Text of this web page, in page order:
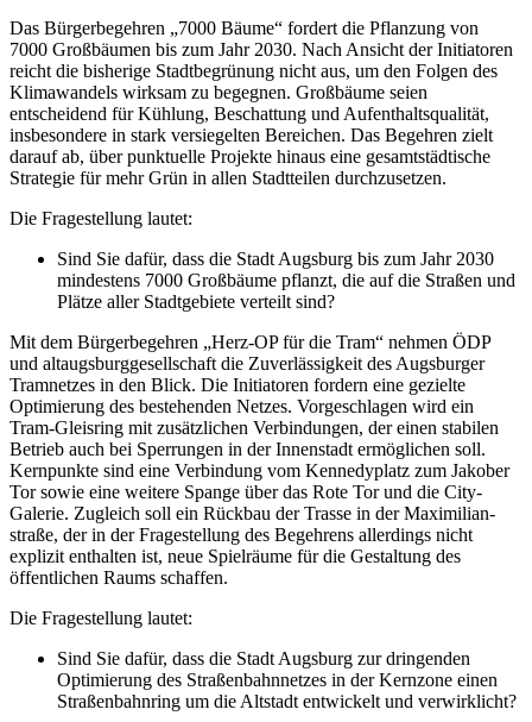
Das Bürgerbegehren „7000 Bäume“ fordert die Pflanzung von
7000 Großbäumen bis zum Jahr 2030. Nach Ansicht der Initiatoren
reicht die bisherige Stadt­begrünung nicht aus, um den Folgen des
Klimawandels wirksam zu begegnen. Großbäume seien
entscheidend für Kühlung, Beschattung und Aufenthalts­qualität,
insbesondere in stark versiegelten Bereichen. Das Begehren zielt
darauf ab, über punktuelle Projekte hinaus eine gesamt­städtische
Strategie für mehr Grün in allen Stadtteilen durchzusetzen.
Die Fragestellung lautet:
Sind Sie dafür, dass die Stadt Augsburg bis zum Jahr 2030
mindestens 7000 Großbäume pflanzt, die auf die Straßen und
Plätze aller Stadtgebiete verteilt sind?
Mit dem Bürgerbegehren „Herz-OP für die Tram“ nehmen ÖDP
und altaugsburg­gesellschaft die Zuver­lässigkeit des Augsburger
Tramnetzes in den Blick. Die Initiatoren fordern eine gezielte
Optimierung des bestehenden Netzes. Vorgeschlagen wird ein
Tram-Gleisring mit zusätzlichen Verbindungen, der einen stabilen
Betrieb auch bei Sperrungen in der Innenstadt ermöglichen soll.
Kernpunkte sind eine Verbindung vom Kennedyplatz zum Jakober
Tor sowie eine weitere Spange über das Rote Tor und die City-
Galerie. Zugleich soll ein Rückbau der Trasse in der Maximilian­
straße, der in der Fragestellung des Begehrens allerdings nicht
explizit enthalten ist, neue Spielräume für die Gestaltung des
öffentlichen Raums schaffen.
Die Fragestellung lautet:
Sind Sie dafür, dass die Stadt Augsburg zur dringenden
Optimierung des Straßenbahnnetzes in der Kernzone einen
Straßenbahnring um die Altstadt entwickelt und verwirklicht?